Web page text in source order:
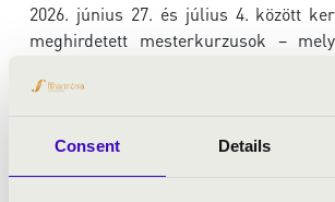
Consent Details
2026. június 27. és július 4. között
meghirdetett mesterkurzusok –
remek továbbképzési lehetőséget
ország valamennyi
hallgatói számára.